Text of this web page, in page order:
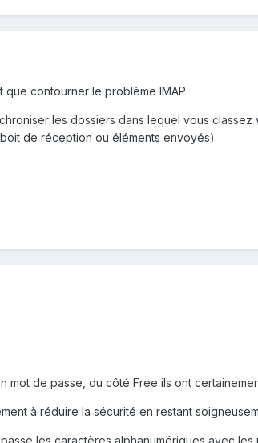
que contourner le problème IMAP.
les dossiers dans lequel vous
de réception ou éléments envoyés).
mot de passe, du côté Free ils ont
à réduire la sécurité en restant
les caractères alphanumériques avec